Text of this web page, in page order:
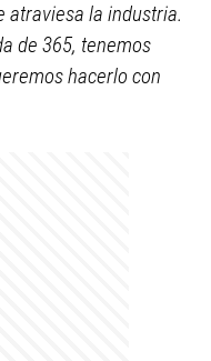
atraviesa la industria.
de 365, tenemos
hacerlo con